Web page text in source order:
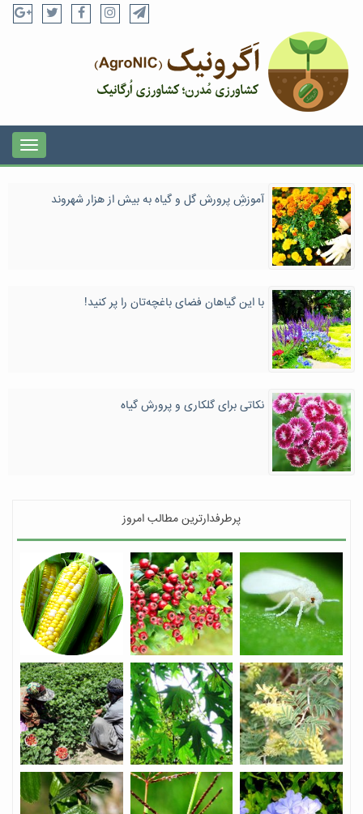
آموزشِ پرورش گل و گیاه به بیش از هزار شهروند
با این گیاهان فضای باغچه‌تان را پر کنید!
نکاتی برای گلکاری و پرورش گیاه
پرطرفدارترین مطالب امروز